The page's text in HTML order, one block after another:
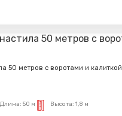
50 метров с воротами и калиткой
Длина: 50 м Высота: 1,8 м